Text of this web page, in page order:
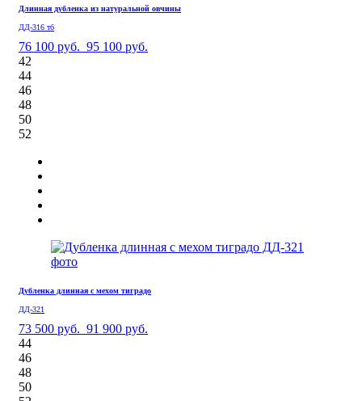
Длинная дубленка из натуральной овчины
ДД-316 тб
76 100 руб. 95 100 руб.
42
44
46
48
50
52
Дубленка длинная с мехом тиградо
ДД-321
73 500 руб. 91 900 руб.
44
46
48
50